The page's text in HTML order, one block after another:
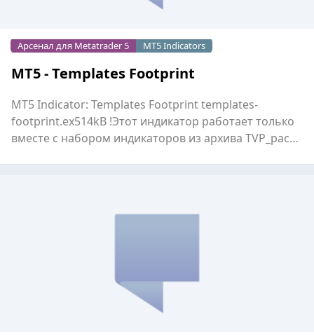
Арсенал для Metatrader 5 MT5 Indicators
MT5 - Templates Footprint
MT5 Indicator: Templates Footprint templates-
footprint.ex514kB !Этот индикатор работает только
вместе с набором индикаторов из архива TVP_pack